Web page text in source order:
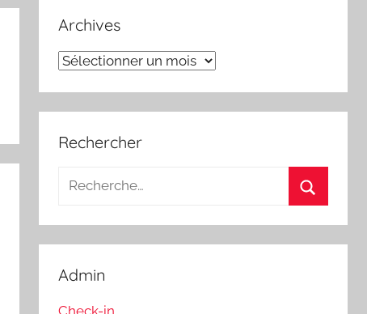
Archives
Archives
Rechercher
Recherche
:
Admin
Check-in